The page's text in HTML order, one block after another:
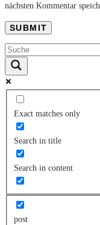
nächsten Kommentar
Exact matches only
Search in title
Search in content
post